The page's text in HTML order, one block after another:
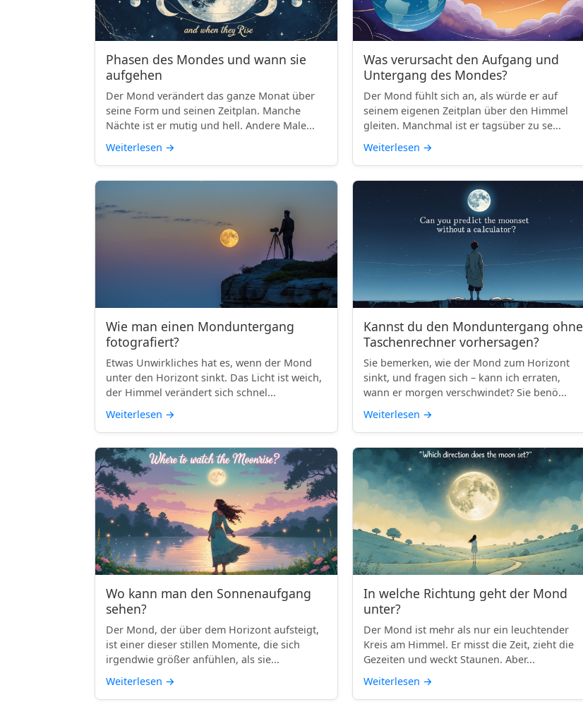
Phasen des Mondes und wann sie
aufgehen
Der Mond verändert das ganze Monat über
seine Form und seinen Zeitplan. Manche
Nächte ist er mutig und hell. Andere Male...
Weiterlesen →
Was verursacht den Aufgang und
Untergang des Mondes?
Der Mond fühlt sich an, als würde er auf
seinem eigenen Zeitplan über den Himmel
gleiten. Manchmal ist er tagsüber zu se...
Weiterlesen →
Wie man einen Monduntergang
fotografiert?
Etwas Unwirkliches hat es, wenn der Mond
unter den Horizont sinkt. Das Licht ist weich,
der Himmel verändert sich schnel...
Weiterlesen →
Kannst du den Monduntergang ohne
Taschenrechner vorhersagen?
Sie bemerken, wie der Mond zum Horizont
sinkt, und fragen sich – kann ich erraten,
wann er morgen verschwindet? Sie benö...
Weiterlesen →
Wo kann man den Sonnenaufgang
sehen?
Der Mond, der über dem Horizont aufsteigt,
ist einer dieser stillen Momente, die sich
irgendwie größer anfühlen, als sie...
Weiterlesen →
In welche Richtung geht der Mond
unter?
Der Mond ist mehr als nur ein leuchtender
Kreis am Himmel. Er misst die Zeit, zieht die
Gezeiten und weckt Staunen. Aber...
Weiterlesen →